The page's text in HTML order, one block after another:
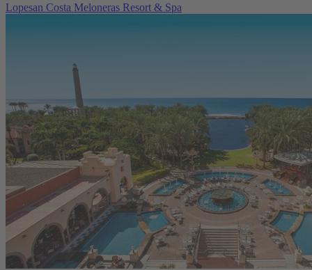
Lopesan Costa Meloneras Resort & Spa